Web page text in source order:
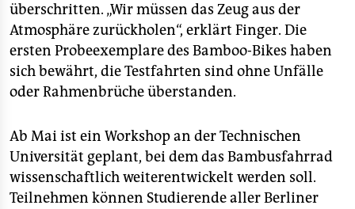
überschritten. „Wir müssen das Zeug aus der
Atmosphäre zurückholen“, erklärt Finger. Die
ersten Probeexemplare des Bamboo-Bikes haben
sich bewährt, die Testfahrten sind ohne Unfälle
oder Rahmenbrüche überstanden.
Ab Mai ist ein Workshop an der Technischen
Universität geplant, bei dem das Bambusfahrrad
wissenschaftlich weiterentwickelt werden soll.
Teilnehmen können Studierende aller Berliner